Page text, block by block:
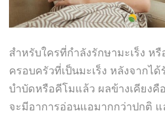
สำหรับใครที่กำลังรักษามะเร็ง ห
ครอบครัวที่เป็นมะเร็ง หลังจากไ
บำบัดหรือคีโมแล้ว ผลข้างเคียงคื
จะมีอาการอ่อนแอมากกว่าปกติ แ